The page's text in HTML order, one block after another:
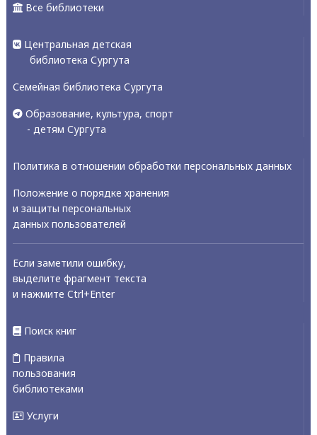
Все библиотеки
Центральная детская
библиотека Сургута
Семейная библиотека Сургута
Образование, культура, спорт
- детям Сургута
Политика в отношении обработки персональных данных
Положение о порядке хранения
и защиты персональных
данных пользователей
Если заметили ошибку,
выделите фрагмент текста
и нажмите Ctrl+Enter
Поиск книг
Правила
пользования
библиотеками
Услуги